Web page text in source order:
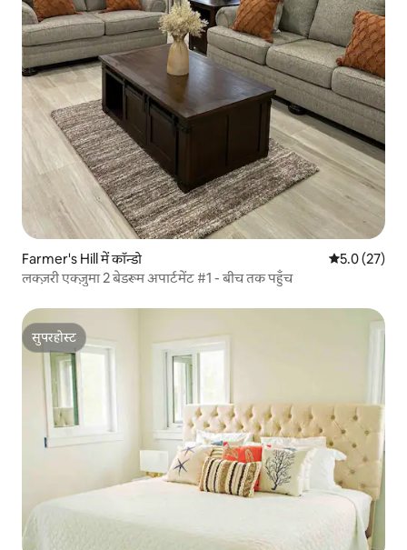
Farmer's Hill में कॉन्डो औसत रेटिंग 5
5.0 (27)
लक्ज़री एक्ज़ुमा 2 बेडरूम अपार्टमेंट #1 - बीच तक पहुँच
सुपरहोस्ट
सुपरहोस्ट